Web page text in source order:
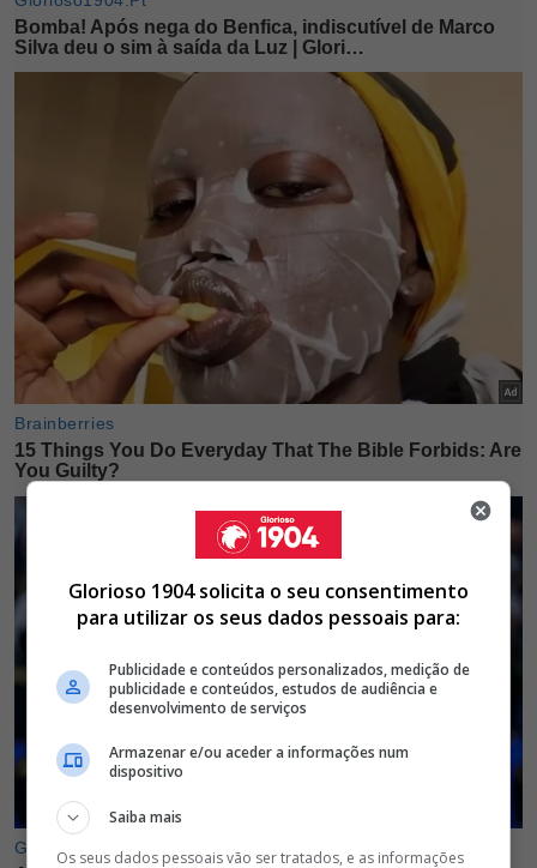
Glorioso 1904 solicita o seu consentimento
para utilizar os seus dados pessoais para:
Publicidade e conteúdos personalizados, medição de
publicidade e conteúdos, estudos de audiência e
desenvolvimento de serviços
Armazenar e/ou aceder a informações num
dispositivo
Saiba mais
Os seus dados pessoais vão ser tratados, e as informações